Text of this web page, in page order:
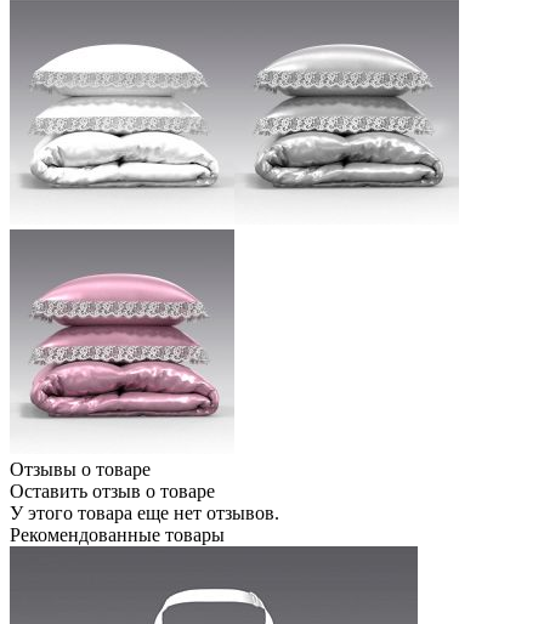
Отзывы о товаре
Оставить отзыв о товаре
У этого товара еще нет отзывов.
Рекомендованные товары